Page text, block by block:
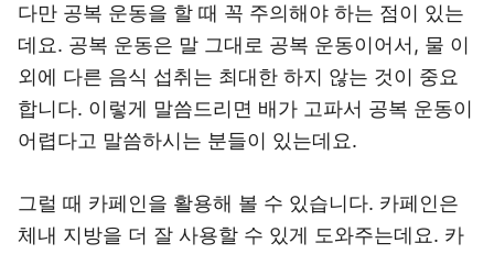
다만 공복 운동을 할 때 꼭 주의해야 하는 점이 있는
데요. 공복 운동은 말 그대로 공복 운동이어서, 물 이
외에 다른 음식 섭취는 최대한 하지 않는 것이 중요
합니다. 이렇게 말씀드리면 배가 고파서 공복 운동이
어렵다고 말씀하시는 분들이 있는데요.
그럴 때 카페인을 활용해 볼 수 있습니다. 카페인은
체내 지방을 더 잘 사용할 수 있게 도와주는데요. 카